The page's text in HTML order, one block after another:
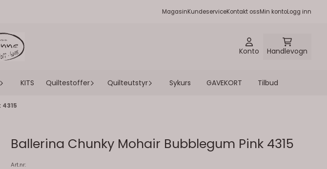
MagasinKundeserviceKontakt ossMin kontoLogg inn
Konto Handlevogn
KITS Quiltestoffer Quilteutstyr Sykurs GAVEKORT Tilbud
Ballerina Chunky Mohair Bubblegum Pink 4315
Art.nr: